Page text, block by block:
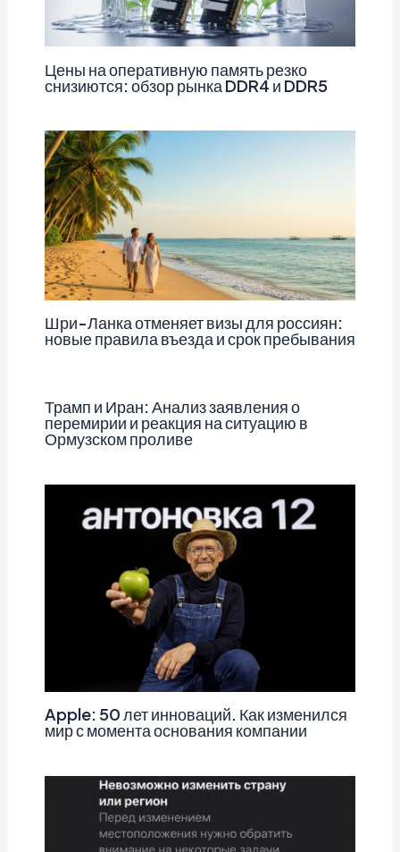
Цены на оперативную память резко
снизиются: обзор рынка DDR4 и DDR5
Шри-Ланка отменяет визы для россиян:
новые правила въезда и срок пребывания
Трамп и Иран: Анализ заявления о
перемирии и реакция на ситуацию в
Ормузском проливе
Apple: 50 лет инноваций. Как изменился
мир с момента основания компании